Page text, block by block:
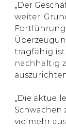
„Der
weiter.
tragfähig
nachhaltig
„Die
Schwächen
vielmehr